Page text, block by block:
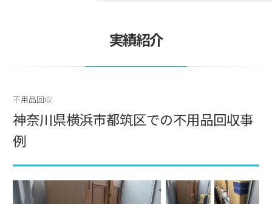
実績紹介
不用品回収
神奈川県横浜市都筑区での不用品回収事
例